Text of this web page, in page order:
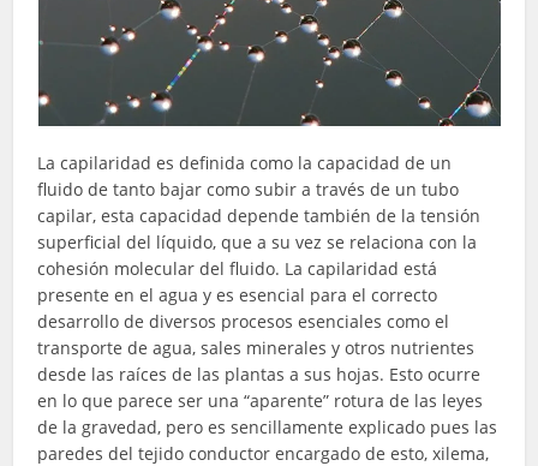
La capilaridad es definida como la capacidad de un
fluido de tanto bajar como subir a través de un tubo
capilar, esta capacidad depende también de la tensión
superficial del líquido, que a su vez se relaciona con la
cohesión molecular del fluido. La capilaridad está
presente en el agua y es esencial para el correcto
desarrollo de diversos procesos esenciales como el
transporte de agua, sales minerales y otros nutrientes
desde las raíces de las plantas a sus hojas. Esto ocurre
en lo que parece ser una “aparente” rotura de las leyes
de la gravedad, pero es sencillamente explicado pues las
paredes del tejido conductor encargado de esto, xilema,